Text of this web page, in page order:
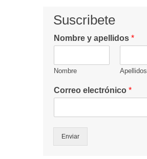
Suscribete
Nombre y apellidos *
Nombre Apellidos
Correo electrónico *
Enviar